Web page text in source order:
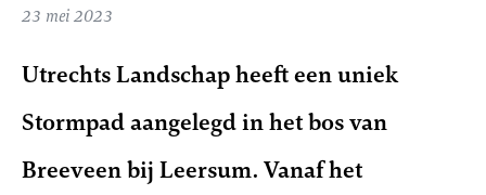
23 mei 2023
Utrechts Landschap heeft een uniek
Stormpad aangelegd in het bos van
Breeveen bij Leersum. Vanaf het